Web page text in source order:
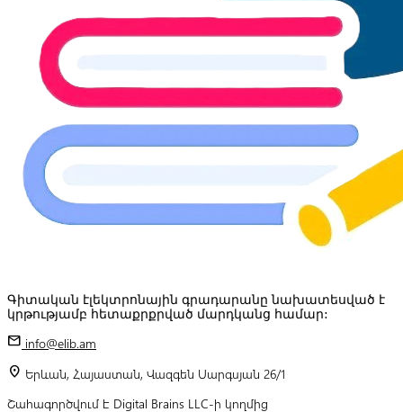
Գիտական էլեկտրոնային գրադարանը նախատեսված է
կրթությամբ հետաքրքրված մարդկանց համար:
mail info@elib.am
location_on Երևան, Հայաստան, Վազգեն Սարգսյան 26/1
Շահագործվում է Digital Brains LLC-ի կողմից